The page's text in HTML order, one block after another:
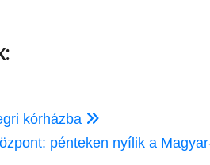
kórházba
pénteken nyílik a